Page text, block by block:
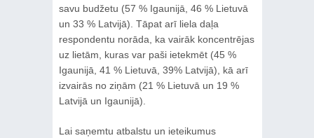
savu budžetu (57 % Igaunijā, 46 % Lietuvā
un 33 % Latvijā). Tāpat arī liela daļa
respondentu norāda, ka vairāk koncentrējas
uz lietām, kuras var paši ietekmēt (45 %
Igaunijā, 41 % Lietuvā, 39% Latvijā), kā arī
izvairās no ziņām (21 % Lietuvā un 19 %
Latvijā un Igaunijā).
Lai saņemtu atbalstu un ieteikumus